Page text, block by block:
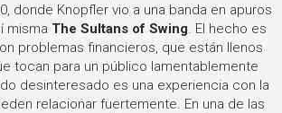
donde Knopfler vio a una banda en apuros
misma The Sultans of Swing. El hecho es
problemas financieros, que están llenos
tocan para un público lamentablemente
desinteresado es una experiencia con la
relacionar fuertemente. En una de las